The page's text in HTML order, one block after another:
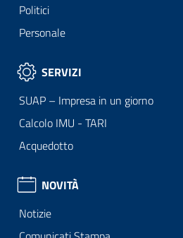
Politici
Personale
SERVIZI
SUAP – Impresa in un giorno
Calcolo IMU - TARI
Acquedotto
NOVITÀ
Notizie